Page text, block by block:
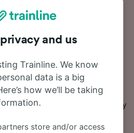
i zarezerwuj bilety
załapać się na najtańsze
narzędzia do planowania
aktualne ceny za przejazd
– Arcade.
więcej informacji na temat
stacji Arcade, w tym często
jazdy zawierający pierwszy
dotyczące
kolejowych. Jeśli chcesz
and us
Trainline. We know
data is a big
how we’ll be taking
store and/or access